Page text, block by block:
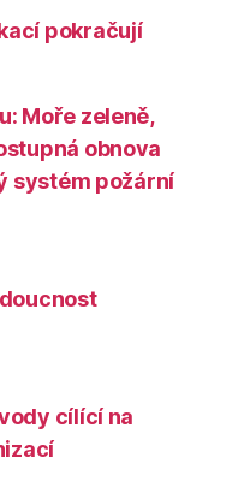
pokračují
Moře zeleně,
obnova
systém požární
cílící na